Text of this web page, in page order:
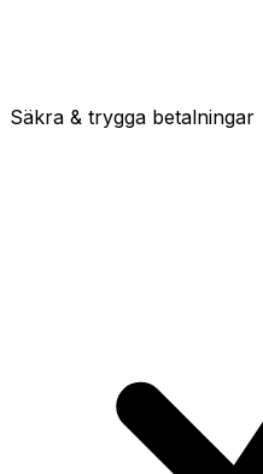
Säkra & trygga betalningar